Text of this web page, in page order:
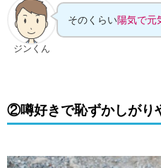
ジンくん
そのくらい陽気で元
②噂好きで恥ずかしがり